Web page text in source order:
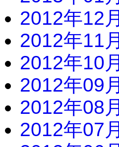
2012年12月
2012年11月
2012年10月
2012年09月
2012年08月
2012年07月